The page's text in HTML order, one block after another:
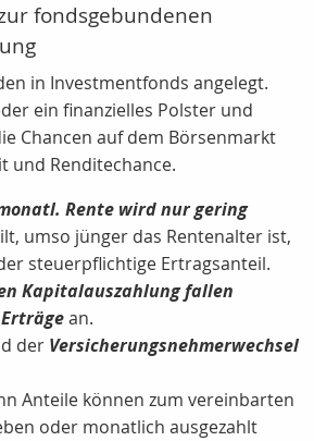
fondsgebundenen
in Investmentfonds angelegt.
ein finanzielles Polster und
Chancen auf dem Börsenmarkt
und Renditechance.
Rente wird nur gering
umso jünger das Rentenalter ist,
steuerpflichtige Ertragsanteil.
Kapitalauszahlung fallen
an.
der Versicherungsnehmerwechsel
Anteile können zum vereinbarten
oder monatlich ausgezahlt